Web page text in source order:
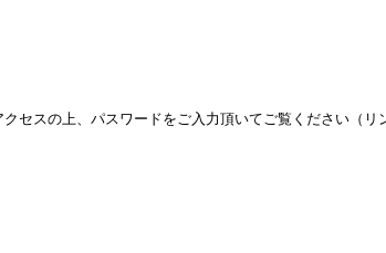
セスの上、パスワードをご入力頂いてご覧ください（リ